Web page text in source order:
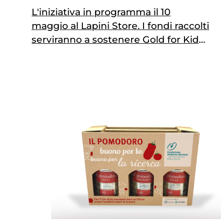
L'iniziativa in programma il 10
maggio al Lapini Store. I fondi raccolti
serviranno a sostenere Gold for Kids,